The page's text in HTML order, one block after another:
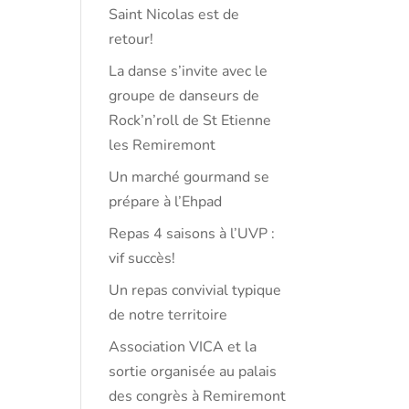
Saint Nicolas est de
retour!
La danse s’invite avec le
groupe de danseurs de
Rock’n’roll de St Etienne
les Remiremont
Un marché gourmand se
prépare à l’Ehpad
Repas 4 saisons à l’UVP :
vif succès!
Un repas convivial typique
de notre territoire
Association VICA et la
sortie organisée au palais
des congrès à Remiremont